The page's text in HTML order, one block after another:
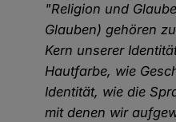
"Religion und
Glauben) gehören
Kern unserer
Hautfarbe, wie
Identität, wie die
mit denen wir